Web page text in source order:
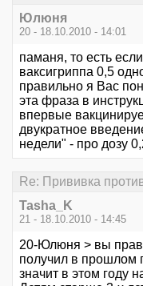
Юлюня
20 - 18.10.2010 - 14:01
паманя, то есть
ваксигриппа 0,5
правильно я Вас
эта фраза в
впервые
двукратное
недели" - про дозу
Re: Прививка
Tasha_K
21 - 18.10.2010 - 14:45
20-Юлюня > вы
получил в прошлом
значит в этом году